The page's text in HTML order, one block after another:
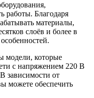
работы. Благодаря
материалы,
слоёв и более в
модели, которые
с напряжением 220 В
зависимости от
можете обеспечить